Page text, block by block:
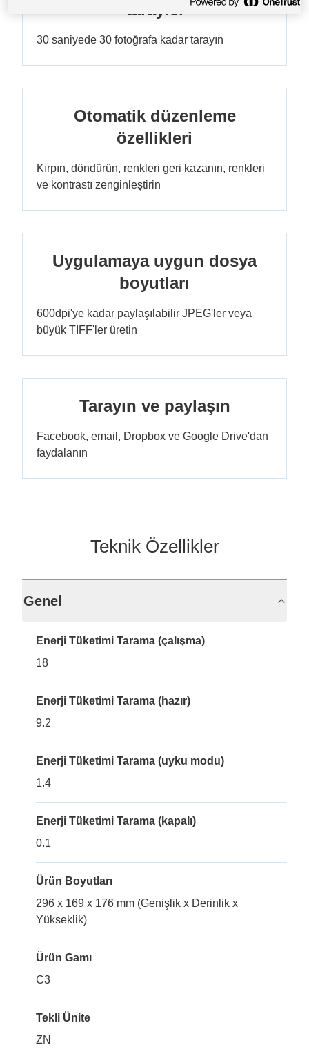
tarayıcı
30 saniyede 30 fotoğrafa kadar tarayın
Otomatik düzenleme
özellikleri
Kırpın, döndürün, renkleri geri kazanın, renkleri
ve kontrastı zenginleştirin
Uygulamaya uygun dosya
boyutları
600dpi'ye kadar paylaşılabilir JPEG'ler veya
büyük TIFF'ler üretin
Tarayın ve paylaşın
Facebook, email, Dropbox ve Google Drive'dan
faydalanın
Teknik Özellikler
Genel
Enerji Tüketimi Tarama (çalışma)
18
Enerji Tüketimi Tarama (hazır)
9.2
Enerji Tüketimi Tarama (uyku modu)
1.4
Enerji Tüketimi Tarama (kapalı)
0.1
Ürün Boyutları
296 x 169 x 176 mm (Genişlik x Derinlik x
Yükseklik)
Ürün Gamı
C3
Tekli Ünite
ZN